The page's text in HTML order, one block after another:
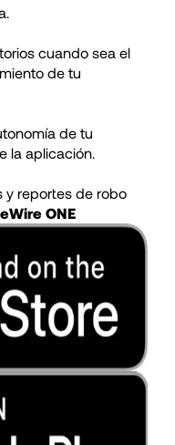
cuando sea el
de tu
de tu
la aplicación.
y reportes de robo
ONE